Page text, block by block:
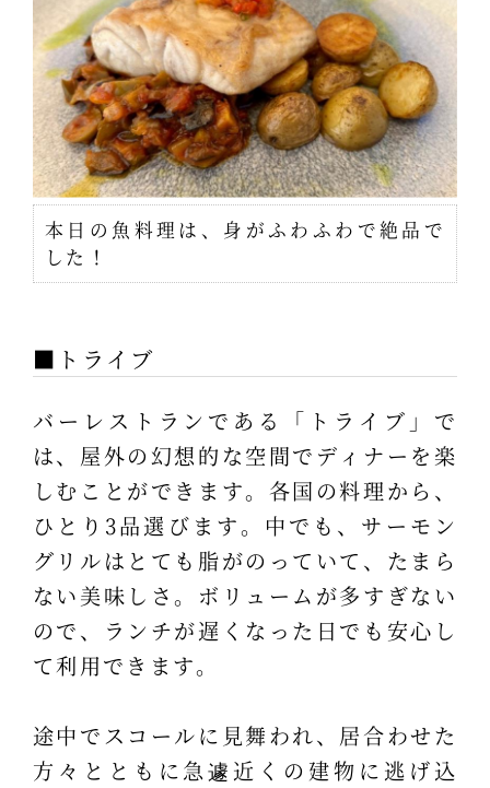
本日の魚料理は、身がふわふわで絶品で
した！
■トライブ
バーレストランである「トライブ」で
は、屋外の幻想的な空間でディナーを楽
しむことができます。各国の料理から、
ひとり3品選びます。中でも、サーモン
グリルはとても脂がのっていて、たまら
ない美味しさ。ボリュームが多すぎない
ので、ランチが遅くなった日でも安心し
て利用できます。
途中でスコールに見舞われ、居合わせた
方々とともに急遽近くの建物に逃げ込